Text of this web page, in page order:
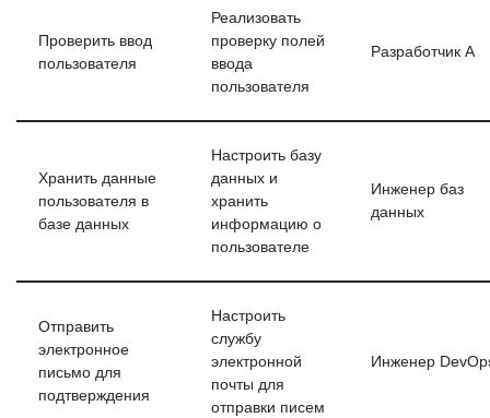
Проверить ввод
пользователя
Реализовать
проверку полей
ввода
пользователя
Разработчик А
Хранить данные
пользователя в
базе данных
Настроить базу
данных и
хранить
информацию о
пользователе
Инженер баз
данных
Отправить
электронное
письмо для
подтверждения
Настроить
службу
электронной
почты для
отправки писем
Инженер